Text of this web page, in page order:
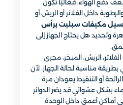
دفع الهواء، فغالبًا تكون
داخل الفلاتر أو الريش أو
مكيفات سبليت برأس
وتحديد هل يحتاج الجهاز إلى
الريش، المبخر، مجرى
بطريقة مناسبة لحالة الجهاز، لأن
أو التنقيط يعودان مرة
بشكل عشوائي قد يضر الدوائر
أماكن أعمق داخل الوحدة.